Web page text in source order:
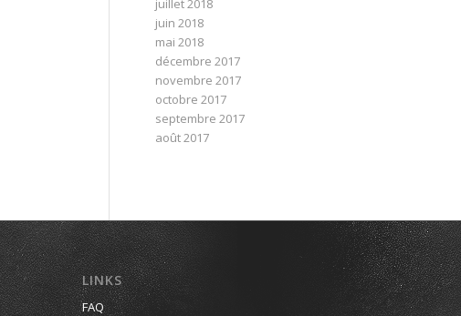
juillet 2018
juin 2018
mai 2018
décembre 2017
novembre 2017
octobre 2017
septembre 2017
août 2017
LINKS
FAQ